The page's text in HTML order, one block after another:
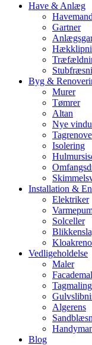
Have & Anlæg
Havemand
Gartner
Byg &
Murer
Tømrer
Altan
Nye
Isolering
Installation &
Elektriker
Solceller
Vedligeholdelse
Maler
Tagmaling
Algerens
Blog